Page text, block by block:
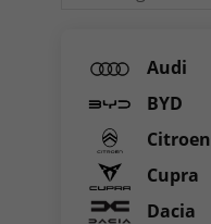
Audi
BYD
Citroen
Cupra
Dacia